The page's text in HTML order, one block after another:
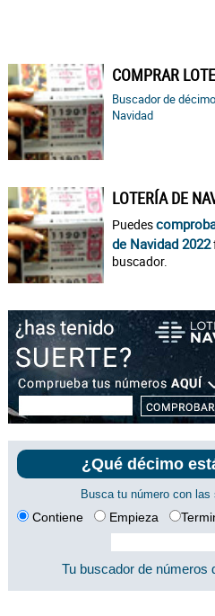
COMPRAR
Buscador de
Navidad
LOTERÍA DE
Puedes
de Navidad 2022
buscador.
¿Qué décimo
Busca tu número con
Contiene Empieza
Tu buscador de números